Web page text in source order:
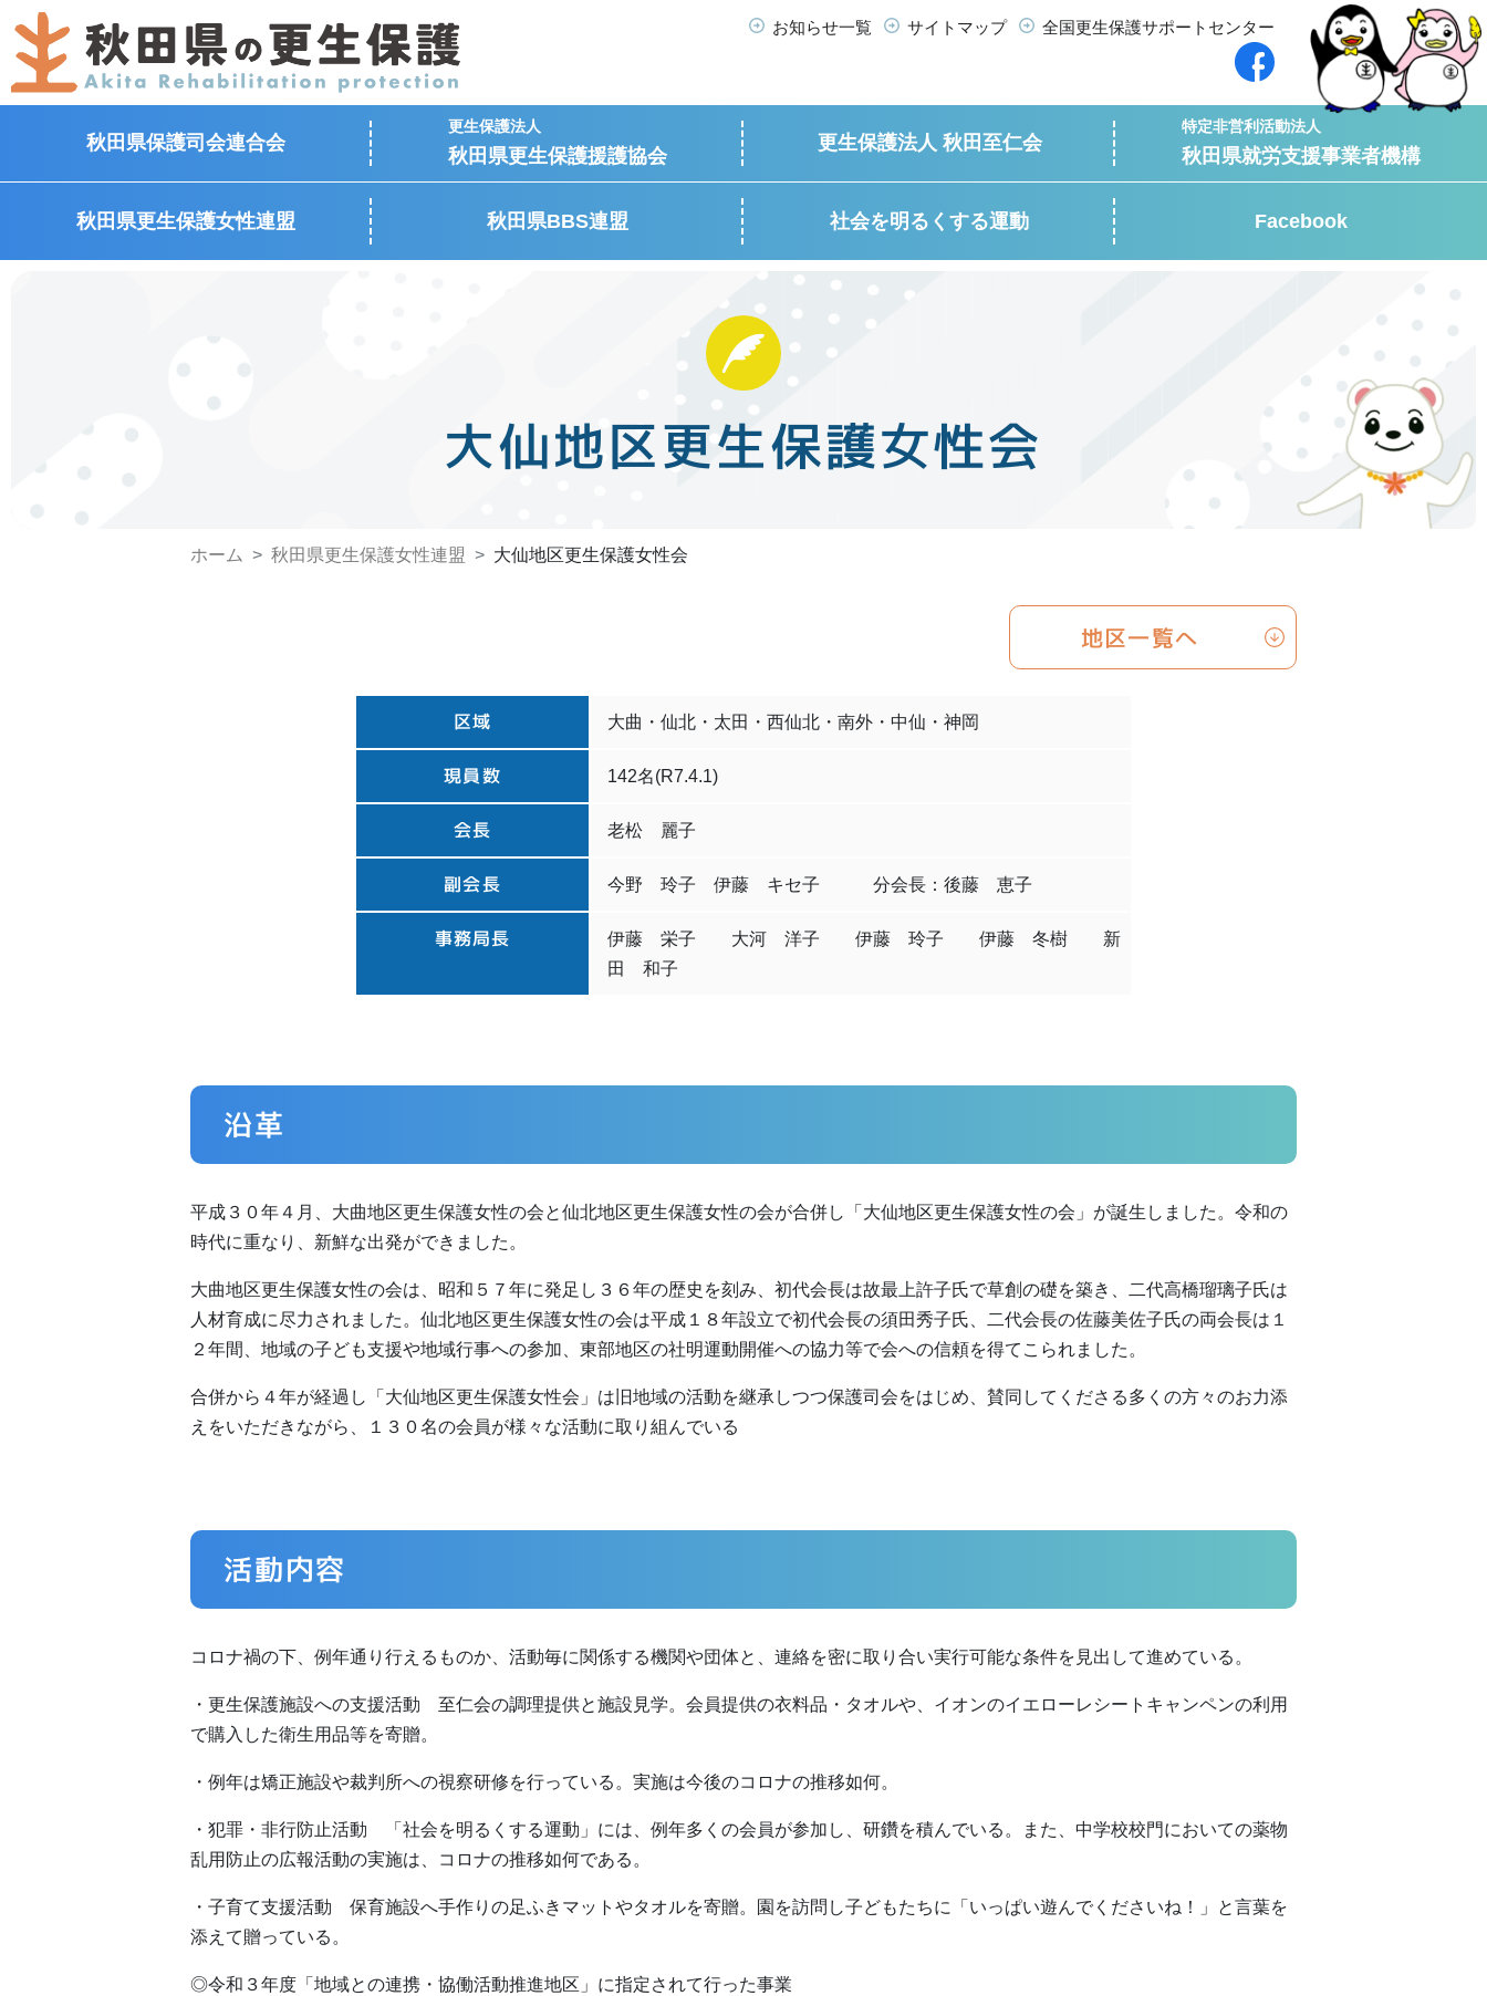
秋田県保護司会連合会
更生保護法人
秋田県更生保護援護協会
更生保護法人 秋田至仁会
特定非営利活動法人
秋田県就労支援事業者機構
秋田県更生保護女性連盟 秋田県BBS連盟 社会を明るくする運動 Facebook
お知らせ一覧 サイトマップ 全国更生保護サポートセンター
大仙地区更生保護女性会
ホーム 秋田県更生保護女性連盟 大仙地区更生保護女性会
地区一覧へ
区域 大曲・仙北・太田・西仙北・南外・中仙・神岡
現員数 142名(R7.4.1)
会長 老松 麗子
副会長 今野 玲子 伊藤 キセ子 分会長：後藤 恵子
事務局長
伊藤 栄子 大河 洋子 伊藤 玲子 伊藤 冬樹 新
田 和子
沿革
平成３０年４月、大曲地区更生保護女性の会と仙北地区更生保護女性の会が合併し「大仙地区更生保護女性の会」が誕生しました。令和の
時代に重なり、新鮮な出発ができました。
大曲地区更生保護女性の会は、昭和５７年に発足し３６年の歴史を刻み、初代会長は故最上許子氏で草創の礎を築き、二代高橋瑠璃子氏は
人材育成に尽力されました。仙北地区更生保護女性の会は平成１８年設立で初代会長の須田秀子氏、二代会長の佐藤美佐子氏の両会長は１
２年間、地域の子ども支援や地域行事への参加、東部地区の社明運動開催への協力等で会への信頼を得てこられました。
合併から４年が経過し「大仙地区更生保護女性会」は旧地域の活動を継承しつつ保護司会をはじめ、賛同してくださる多くの方々のお力添
えをいただきながら、１３０名の会員が様々な活動に取り組んでいる
活動内容
コロナ禍の下、例年通り行えるものか、活動毎に関係する機関や団体と、連絡を密に取り合い実行可能な条件を見出して進めている。
・更生保護施設への支援活動 至仁会の調理提供と施設見学。会員提供の衣料品・タオルや、イオンのイエローレシートキャンペンの利用
で購入した衛生用品等を寄贈。
・例年は矯正施設や裁判所への視察研修を行っている。実施は今後のコロナの推移如何。
・犯罪・非行防止活動 「社会を明るくする運動」には、例年多くの会員が参加し、研鑽を積んでいる。また、中学校校門においての薬物
乱用防止の広報活動の実施は、コロナの推移如何である。
・子育て支援活動 保育施設へ手作りの足ふきマットやタオルを寄贈。園を訪問し子どもたちに「いっぱい遊んでくださいね！」と言葉を
添えて贈っている。
◎令和３年度「地域との連携・協働活動推進地区」に指定されて行った事業